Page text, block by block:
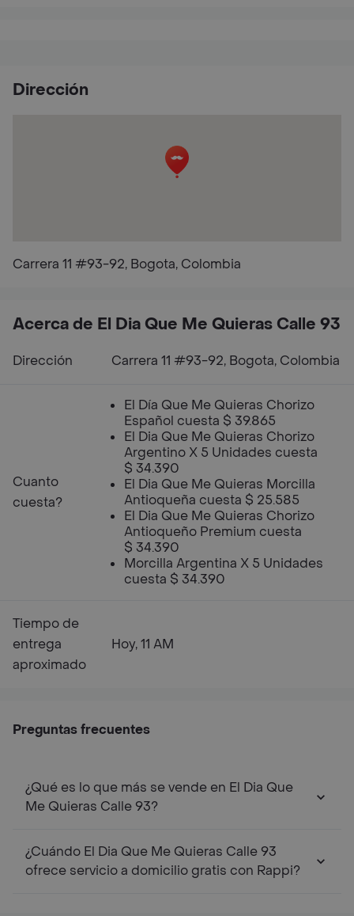
Dirección
Carrera 11 #93-92, Bogota, Colombia
Acerca de El Dia Que Me Quieras Calle 93
Dirección Carrera 11 #93-92, Bogota, Colombia
Cuanto
cuesta?
El Día Que Me Quieras Chorizo
Español cuesta $ 39.865
El Dia Que Me Quieras Chorizo
Argentino X 5 Unidades cuesta
$ 34.390
El Dia Que Me Quieras Morcilla
Antioqueña cuesta $ 25.585
El Dia Que Me Quieras Chorizo
Antioqueño Premium cuesta
$ 34.390
Morcilla Argentina X 5 Unidades
cuesta $ 34.390
Tiempo de
entrega
aproximado
Hoy, 11 AM
Preguntas frecuentes
¿Qué es lo que más se vende en El Dia Que
Me Quieras Calle 93?
¿Cuándo El Dia Que Me Quieras Calle 93
ofrece servicio a domicilio gratis con Rappi?